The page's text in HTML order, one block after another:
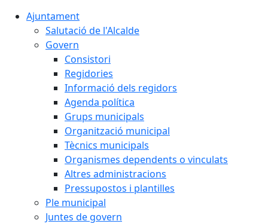
Ajuntament
Salutació de l'Alcalde
Govern
Consistori
Regidories
Informació dels regidors
Agenda política
Grups municipals
Organització municipal
Tècnics municipals
Organismes dependents o vinculats
Altres administracions
Pressupostos i plantilles
Ple municipal
Juntes de govern